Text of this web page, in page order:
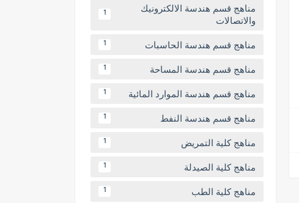
مناهج قسم هندسة الالكترونيك
والاتصالات
1
مناهج قسم هندسة الحاسبات 1
مناهج قسم هندسة المساحة 1
مناهج قسم هندسة الموارد المائية 1
مناهج قسم هندسة النفط 1
مناهج كلية التمريض 1
مناهج كلية الصيدلة 1
مناهج كلية الطب 1